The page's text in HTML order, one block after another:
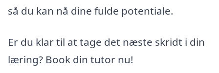
så du kan nå dine fulde potentiale.
Er du klar til at tage det næste skridt i din
læring? Book din tutor nu!